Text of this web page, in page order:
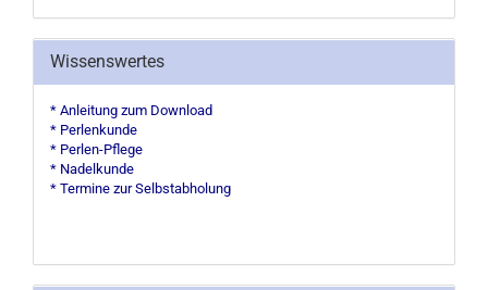
Wissenswertes
* Anleitung zum Download
* Perlenkunde
* Perlen-Pflege
* Nadelkunde
* Termine zur Selbstabholung